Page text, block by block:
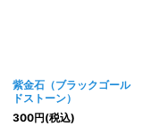
紫金石（ブラックゴール
ドストーン）
300円(税込)